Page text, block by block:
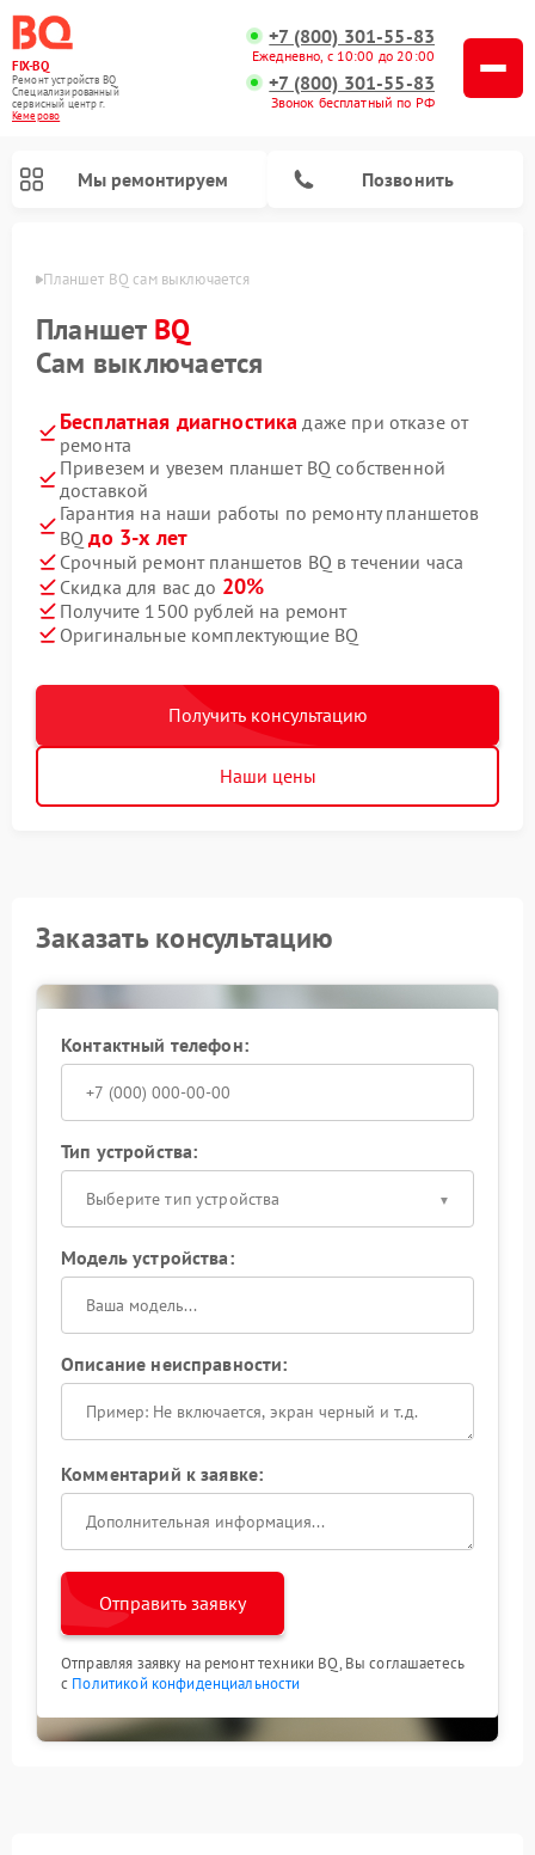
FIX-BQ
Ремонт устройств BQ
Специализированный
cервисный центр г.
Кемерово
+7 (800) 301-55-83
Ежедневно, с 10:00 до 20:00
+7 (800) 301-55-83
Звонок бесплатный по РФ
Мы ремонтируем Позвонить
Планшет BQ сам выключается
Планшет BQ
Сам выключается
Бесплатная диагностика даже при отказе от
ремонта
Привезем и увезем планшет BQ собственной
доставкой
Гарантия на наши работы по ремонту планшетов
BQдо 3-х лет
Срочный ремонт планшетов BQ в течении часа
Скидка для вас до 20%
Получите 1500 рублей на ремонт
Оригинальные комплектующие BQ
Получить консультацию
Наши цены
Заказать консультацию
Контактный телефон:
Тип устройства:
Выберите тип устройства
Модель устройства:
Описание неисправности:
Комментарий к заявке:
Отправить заявку
Отправляя заявку на ремонт техники BQ, Вы соглашаетесь
с Политикой конфиденциальности